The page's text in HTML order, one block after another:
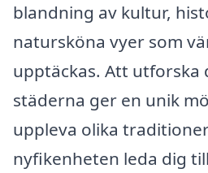
blandning av kultur,
natursköna vyer som
upptäckas. Att utforska
städerna ger en unik
uppleva olika
nyfikenheten leda dig